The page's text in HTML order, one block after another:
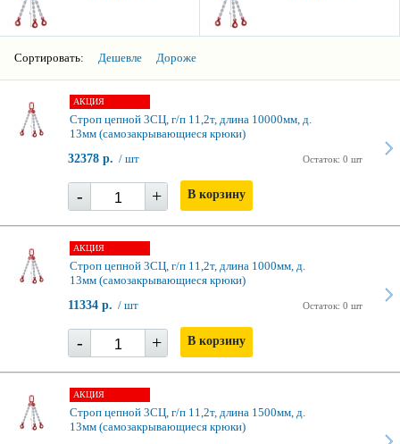
Сортировать: Дешевле Дороже
АКЦИЯ
Строп цепной 3СЦ, г/п 11,2т, длина 10000мм, д.
13мм (самозакрывающиеся крюки)
Остаток: 0 шт
32378 р. / шт
- + В корзину
АКЦИЯ
Строп цепной 3СЦ, г/п 11,2т, длина 1000мм, д.
13мм (самозакрывающиеся крюки)
Остаток: 0 шт
11334 р. / шт
- + В корзину
АКЦИЯ
Строп цепной 3СЦ, г/п 11,2т, длина 1500мм, д.
13мм (самозакрывающиеся крюки)